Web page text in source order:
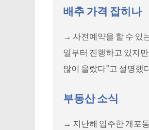
배추 가격 잡히나
→ 사전예약을 할 수 있
일부터 진행하고 있지
많이 올랐다”고 설명했
부동산 소식
→ 지난해 입주한 개포